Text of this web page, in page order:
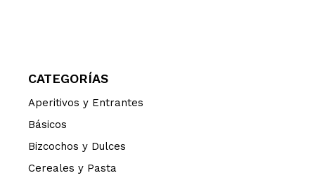
CATEGORÍAS
Aperitivos y Entrantes
Básicos
Bizcochos y Dulces
Cereales y Pasta